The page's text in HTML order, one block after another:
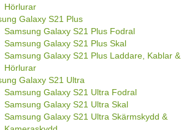
Hörlurar
Galaxy S21 Plus
Samsung Galaxy S21 Plus Fodral
Samsung Galaxy S21 Plus Skal
Samsung Galaxy S21 Plus Laddare, Kablar &
Hörlurar
Galaxy S21 Ultra
Samsung Galaxy S21 Ultra Fodral
Samsung Galaxy S21 Ultra Skal
Samsung Galaxy S21 Ultra Skärmskydd &